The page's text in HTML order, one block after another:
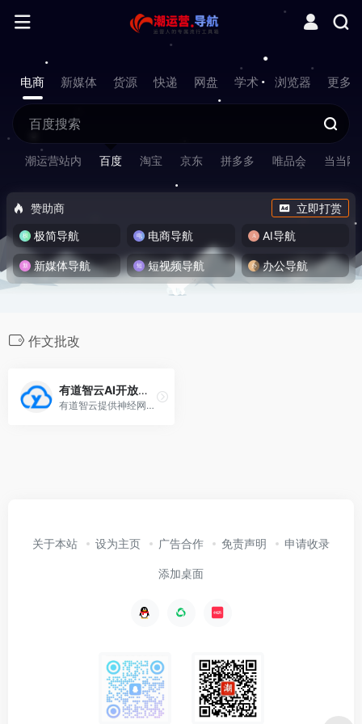
电商 新媒体 货源 快递 网盘 学术 浏览器 更多
潮运营站内 百度 淘宝 京东 拼多多 唯品会 当当网
赞助商
立即打赏
极简导航
电商导航 AI导航
新媒体导航 短视频导航 办公导航
作文批改
有道智云AI开放平台
有道智云提供神经网络翻译、文字识别OCR服务以及行业解决方案，具备在线/离线翻译、在线OCR识别功能。
关于本站 设为主页 广告合作 免责声明 申请收录
添加桌面